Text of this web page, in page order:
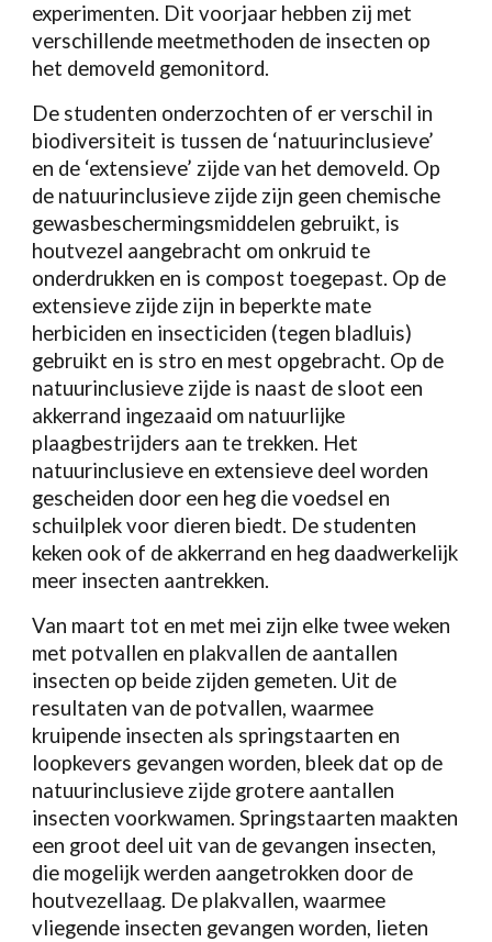
experimenten. Dit voorjaar hebben zij met
verschillende meetmethoden de insecten op
het demoveld gemonitord.
De studenten onderzochten of er verschil in
biodiversiteit is tussen de ‘natuurinclusieve’
en de ‘extensieve’ zijde van het demoveld. Op
de natuurinclusieve zijde zijn geen chemische
gewasbeschermingsmiddelen gebruikt, is
houtvezel aangebracht om onkruid te
onderdrukken en is compost toegepast. Op de
extensieve zijde zijn in beperkte mate
herbiciden en insecticiden (tegen bladluis)
gebruikt en is stro en mest opgebracht. Op de
natuurinclusieve zijde is naast de sloot een
akkerrand ingezaaid om natuurlijke
plaagbestrijders aan te trekken. Het
natuurinclusieve en extensieve deel worden
gescheiden door een heg die voedsel en
schuilplek voor dieren biedt. De studenten
keken ook of de akkerrand en heg daadwerkelijk
meer insecten aantrekken.
Van maart tot en met mei zijn elke twee weken
met potvallen en plakvallen de aantallen
insecten op beide zijden gemeten. Uit de
resultaten van de potvallen, waarmee
kruipende insecten als springstaarten en
loopkevers gevangen worden, bleek dat op de
natuurinclusieve zijde grotere aantallen
insecten voorkwamen. Springstaarten maakten
een groot deel uit van de gevangen insecten,
die mogelijk werden aangetrokken door de
houtvezellaag. De plakvallen, waarmee
vliegende insecten gevangen worden, lieten